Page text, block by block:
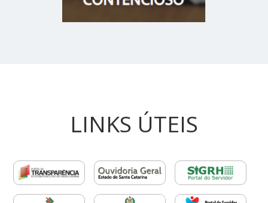
LINKS ÚTEIS